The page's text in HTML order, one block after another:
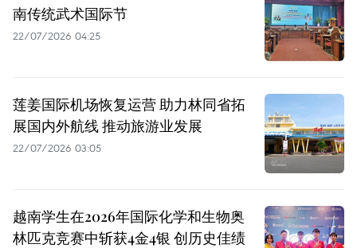
南传统武术国际节
22/07/2026 04:25
莲姜国际机场恢复运营 助力林同省拓
展国内外航线 推动旅游业发展
22/07/2026 03:05
越南学生在2026年国际化学和生物奥
林匹克竞赛中斩获4金4银 创历史佳绩